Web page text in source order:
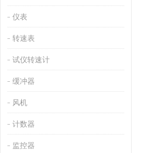
仪表
转速表
试仪转速计
缓冲器
风机
计数器
监控器